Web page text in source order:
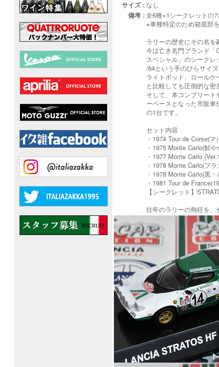
サイズ : なし
備考 : 全6種+1シークレットの
※車種特定のため箱底部
ラリーの歴史にその名
今は亡き名門ブランド「
スペシャル」のシーク
/64という手のひらサイ
ライトポッド、ロール
と比較しても圧倒的な
そして、本コンプリー
ーベースとなった市販
の1台です。
セット内容
・1974 Tour de Corse(
・1975 Monte Carlo(鮮
・1977 Monte Carlo
・1978 Monte Carlo(フ
・1978 Monte Carlo(黒
・1981 Tour de
【シークレット】
往年のラリーの熱狂を